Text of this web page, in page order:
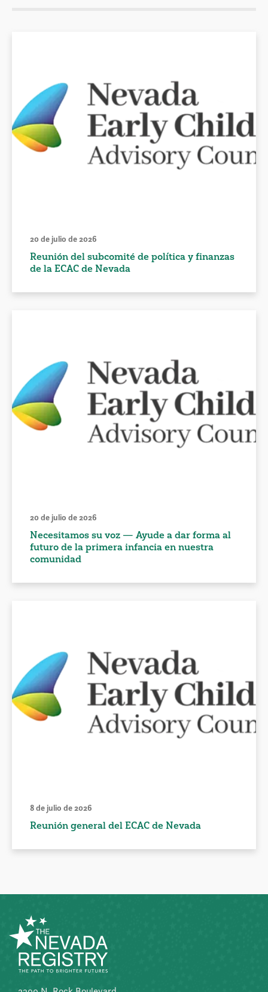
20 de julio de 2026
Reunión del subcomité de política y finanzas
de la ECAC de Nevada
20 de julio de 2026
Necesitamos su voz — Ayude a dar forma al
futuro de la primera infancia en nuestra
comunidad
8 de julio de 2026
Reunión general del ECAC de Nevada